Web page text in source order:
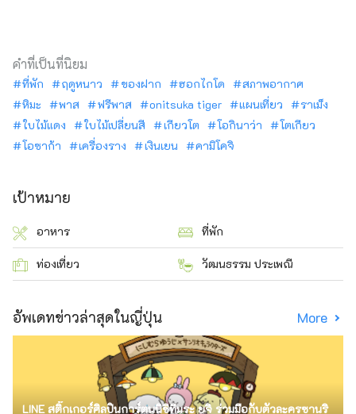
คำที่เป็นที่นิยม
ที่พัก ฤดูหนาว ของฝาก ฮอกไกโด
สภาพอากาศ
หิมะ
พาส ฟรีพาส onitsuka tiger แผนเที่ยว
ราเม็ง
ใบไม้แดง
ใบไม้เปลี่ยนสี เกียวโต โอกินาว่า
โตเกียว
โอซาก้า
เครื่องราง เงินเยน คามิโคจิ
เป้าหมาย
อาหาร ที่พัก
ท่องเที่ยว วัฒนธรรม ประเพณี
อัพเดทข่าวล่าสุดในญี่ปุ่น More
LINE สติ๊กเกอร์ศิลปินการ์ตูนนิชิทีมูระ ยูจิ ร่วมมือกับตัวละครซานริ